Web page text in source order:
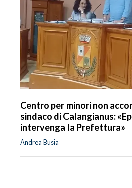
Centro per minori non
sindaco di Calangianus:
intervenga la Prefettura»
Andrea Busia